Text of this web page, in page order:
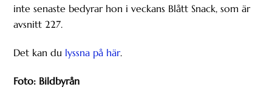
inte senaste bedyrar hon i veckans Blått Snack, som är
avsnitt 227.
Det kan du lyssna på här.
Foto: Bildbyrån